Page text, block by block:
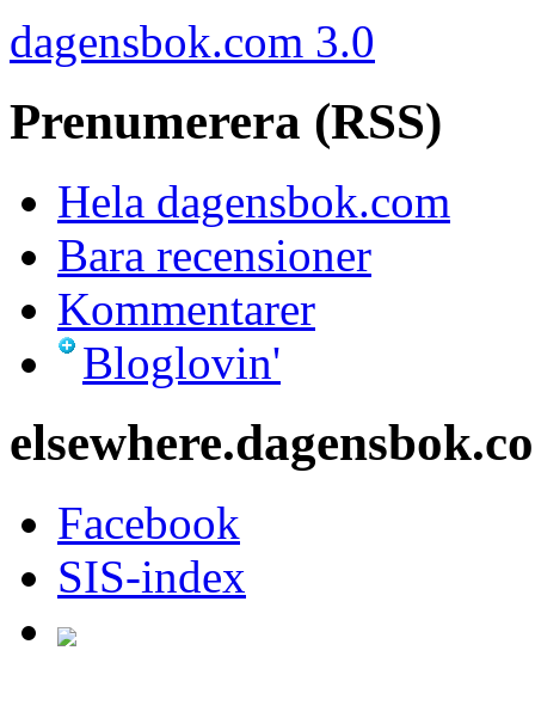
dagensbok.com 3.0
Prenumerera (RSS)
Hela dagensbok.com
Bara recensioner
Kommentarer
Bloglovin'
Facebook
SIS-index